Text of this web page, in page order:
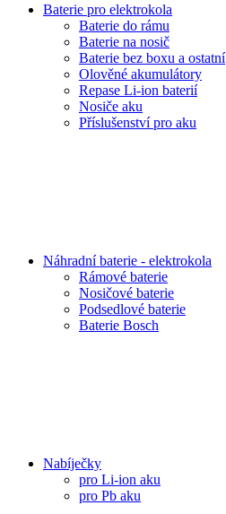
Baterie pro elektrokola
Baterie do rámu
Baterie na nosič
Baterie bez boxu a ostatní
Olověné akumulátory
Repase Li-ion baterií
Nosiče aku
Příslušenství pro aku
Náhradní baterie - elektrokola
Rámové baterie
Nosičové baterie
Podsedlové baterie
Baterie Bosch
Nabíječky
pro Li-ion aku
pro Pb aku